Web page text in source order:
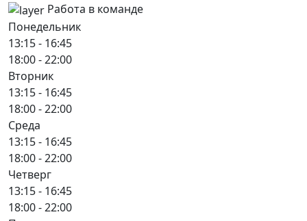
Работа в команде
Понедельник
13:15 - 16:45
18:00 - 22:00
Вторник
13:15 - 16:45
18:00 - 22:00
Среда
13:15 - 16:45
18:00 - 22:00
Четверг
13:15 - 16:45
18:00 - 22:00